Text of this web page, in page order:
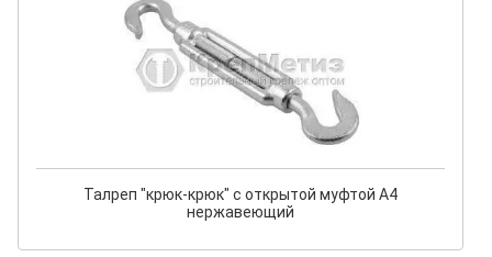
Талреп "крюк-крюк" с открытой муфтой A4
нержавеющий